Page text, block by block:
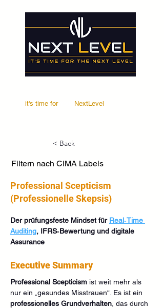
it's time for NextLevel
< Back
Filtern nach CIMA Labels
Professional Scepticism
(Professionelle Skepsis)
Der prüfungsfeste Mindset für Real‑Time
Auditing, IFRS‑Bewertung und digitale
Assurance
Executive Summary
Professional Scepticism ist weit mehr als
nur ein „gesundes Misstrauen“. Es ist ein
professionelles Grundverhalten , das durch